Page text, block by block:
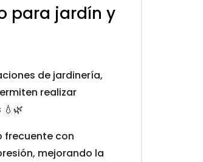
para jardín y
de jardinería,
realizar
frecuente con
mejorando la